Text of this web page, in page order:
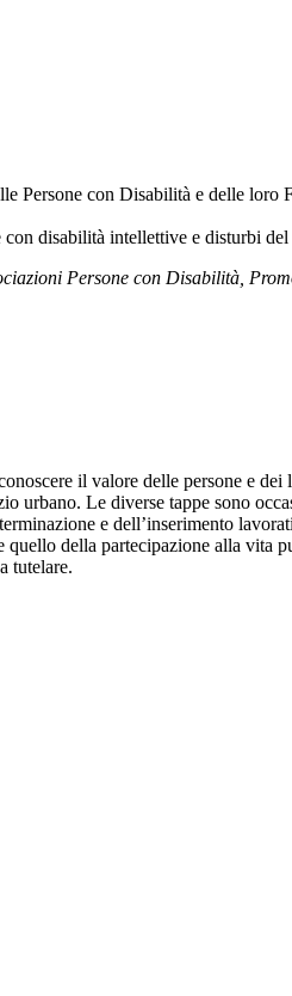
Persone con Disabilità e delle loro
disabilità intellettive e disturbi
Persone con Disabilità,
il valore delle persone e
urbano. Le diverse tappe sono
e dell’inserimento
della partecipazione alla
tutelare.